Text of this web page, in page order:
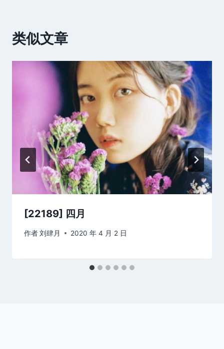
类似文章
[22189] 四月
作者刘肆月 2020 年 4 月 2 日